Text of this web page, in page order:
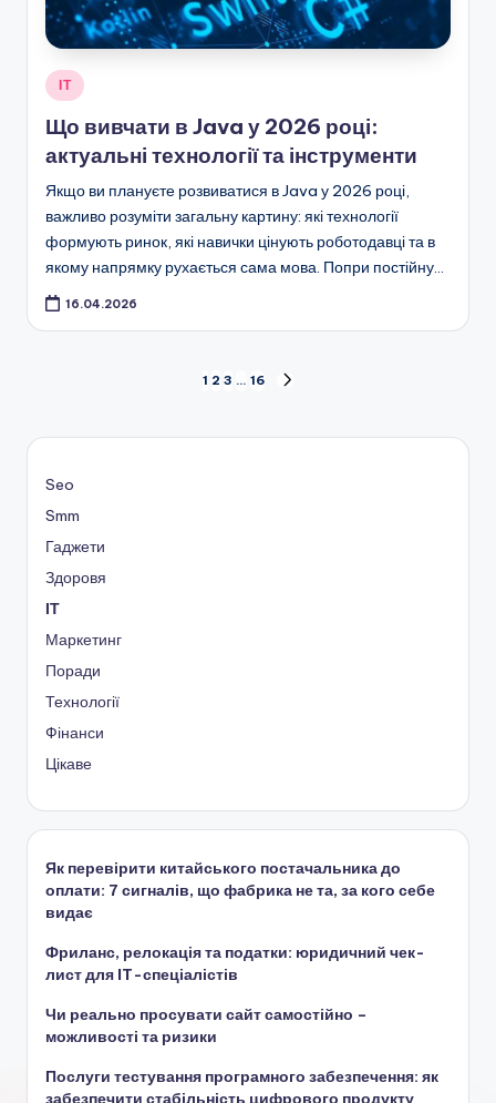
Опубліковано
ІТ
Що вивчати в Java у 2026 році:
актуальні технології та інструменти
Якщо ви плануєте розвиватися в Java у 2026 році,
важливо розуміти загальну картину: які технології
формують ринок, які навички цінують роботодавці та в
якому напрямку рухається сама мова. Попри постійну…
16.04.2026
записів
1 2 3 … 16
Seo
Smm
Гаджети
Здоровя
ІТ
Маркетинг
Поради
Технології
Фінанси
Цікаве
Як перевірити китайського постачальника до
оплати: 7 сигналів, що фабрика не та, за кого себе
видає
Фриланс, релокація та податки: юридичний чек-
лист для IT-спеціалістів
Чи реально просувати сайт самостійно –
можливості та ризики
Послуги тестування програмного забезпечення: як
забезпечити стабільність цифрового продукту